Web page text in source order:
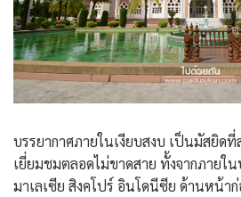
บรรยากาศภายในเงียบสงบ เป็นมัสยิด
เยี่ยมชมตลอดไม่ขาดสาย ทั้งจากภายใ
มาเลเซีย สิงคโปร์ อินโดนีซีย ด้านหน้า